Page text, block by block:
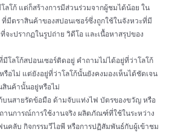
โลโก้ แต่ก็สร้างการมีส่วนร่วมจากผู้ชมได้น้อย ใน
มีตราสินค้าของสปอนเซอร์ซึ่งถูกใช้ในจังหวะที่มี
ะปรากฏในรูปถ่าย วิดีโอ และเนื้อหาสรุปของ
โลโก้สปอนเซอร์ติดอยู่ คำถามไม่ได้อยู่ที่ว่าโลโก้
อไม่ แต่ยังอยู่ที่ว่าโลโก้นั้นยังคงมองเห็นได้ชัดเจน
นค้านั้นอยู่หรือไม่
บนสายรัดข้อมือ ด้ามจับแท่งไฟ บัตรของขวัญ หรือ
นการณ์การใช้งานจริง ผลิตภัณฑ์ที่ใช้ในระหว่าง
นคลับ กิจกรรมวีไอพี หรือการปฏิสัมพันธ์กับผู้เข้าชม